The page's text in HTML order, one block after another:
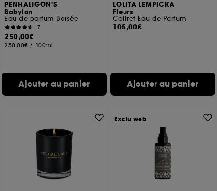
PENHALIGON'S
Babylon
Eau de parfum Boisée
7
250,00€
250,00€ / 100ml
Ajouter au panier
LOLITA LEMPICKA
Fleurs
Coffret Eau de Parfum
105,00€
Ajouter au panier
Exclu web